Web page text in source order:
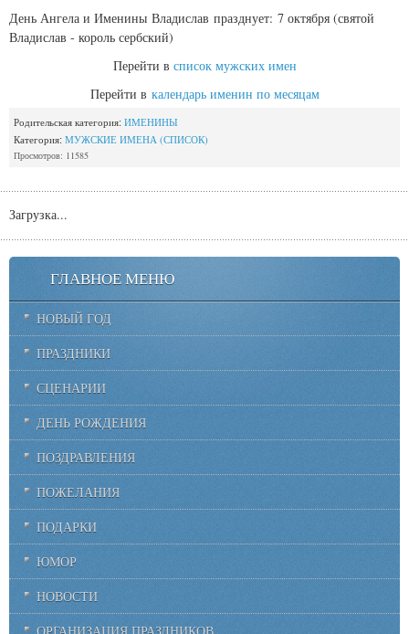
День Ангела и Именины Владислав празднует: 7 октября (святой
Владислав - король сербский)
Перейти в список мужских имен
Перейти в календарь именин по месяцам
Родительская категория: ИМЕНИНЫ
Категория: МУЖСКИЕ ИМЕНА (СПИСОК)
Просмотров: 11585
Загрузка...
ГЛАВНОЕ МЕНЮ
НОВЫЙ ГОД
ПРАЗДНИКИ
СЦЕНАРИИ
ДЕНЬ РОЖДЕНИЯ
ПОЗДРАВЛЕНИЯ
ПОЖЕЛАНИЯ
ПОДАРКИ
ЮМОР
НОВОСТИ